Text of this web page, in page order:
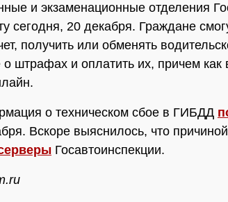
и экзаменационные отделения
сегодня, 20 декабря. Граждане
получить или обменять
штрафах и оплатить их, причем как
о техническом сбое в ГИБДД
Вскоре выяснилось, что
Госавтоинспекции.